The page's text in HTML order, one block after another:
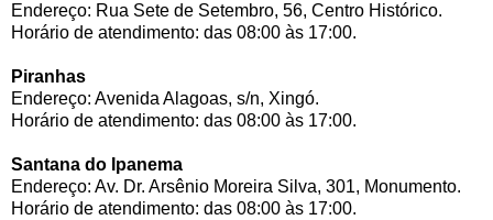
Endereço: Rua Sete de Setembro, 56, Centro Histórico.
Horário de atendimento: das 08:00 às 17:00.
Piranhas
Endereço: Avenida Alagoas, s/n, Xingó.
Horário de atendimento: das 08:00 às 17:00.
Santana do Ipanema
Endereço: Av. Dr. Arsênio Moreira Silva, 301, Monumento.
Horário de atendimento: das 08:00 às 17:00.